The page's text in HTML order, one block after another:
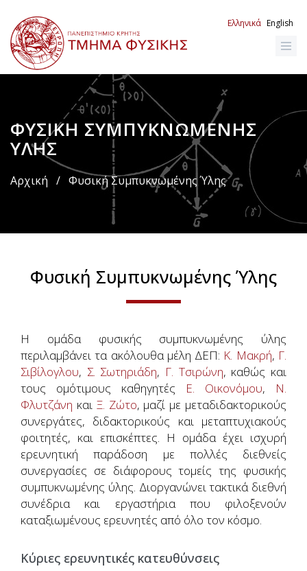
προς
το
κυρίως
περιεχόμενο
Ελληνικά English
ΦΥΣΙΚΉ ΣΥΜΠΥΚΝΩΜΈΝΗΣ
ΎΛΗΣ
Breadcrumb
Αρχική / Φυσική Συμπυκνωμένης Ύλης
Φυσική Συμπυκνωμένης Ύλης
Η ομάδα φυσικής συμπυκνωμένης ύλης
περιλαμβάνει τα ακόλουθα μέλη ΔΕΠ: Κ. Μακρή, Γ.
Σιβίλογλου, Σ. Σωτηριάδη, Γ. Τσιρώνη, καθώς και
τους ομότιμους καθηγητές Ε. Οικονόμου, Ν.
Φλυτζάνη και Ξ. Ζώτο, μαζί με μεταδιδακτορικούς
συνεργάτες, διδακτορικούς και μεταπτυχιακούς
φοιτητές, και επισκέπτες. Η ομάδα έχει ισχυρή
ερευνητική παράδοση με πολλές διεθνείς
συνεργασίες σε διάφορους τομείς της φυσικής
συμπυκνωμένης ύλης. Διοργανώνει τακτικά διεθνή
συνέδρια και εργαστήρια που φιλοξενούν
καταξιωμένους ερευνητές από όλο τον κόσμο.
Κύριες ερευνητικές κατευθύνσεις